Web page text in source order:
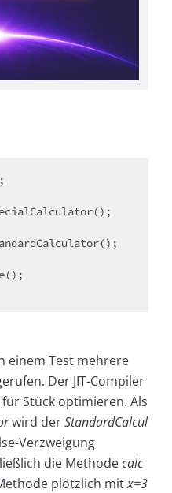
einem Test mehrere
Der JIT-Compiler
Stück optimieren. Als
wird derStandardCalcul
Verzweigung
die Methodecalc
plötzlich mitx=3